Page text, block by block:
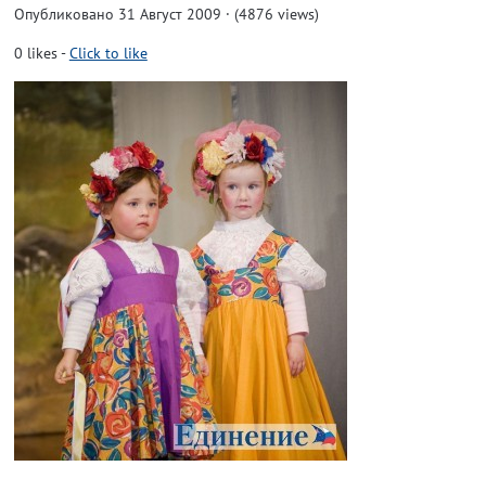
Опубликовано 31 Август 2009 · (4876 views)
0 likes-Click to like